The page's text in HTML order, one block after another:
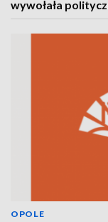
wywołała
OPOLE